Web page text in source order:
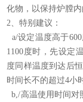
化物，以保持炉膛内
2、特别建议：
a/设定温度高于
1100度时，先设定
度同样温度到达后
时间长不的超过4小
b,/高温使用时间对